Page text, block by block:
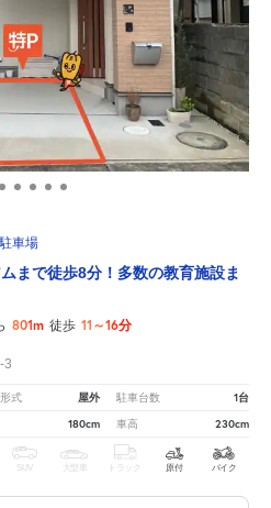
車場
まで徒歩8分！多数の教育施設ま
801m 徒歩 11～16分
3
式 屋外 駐車台数 1台
180cm 車高 230cm
SUV 大型車 トラック 原付 バイク